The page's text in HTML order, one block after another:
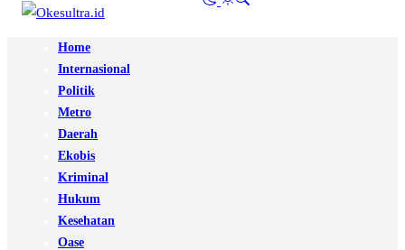
Home
Internasional
Politik
Metro
Daerah
Ekobis
Kriminal
Hukum
Kesehatan
Oase